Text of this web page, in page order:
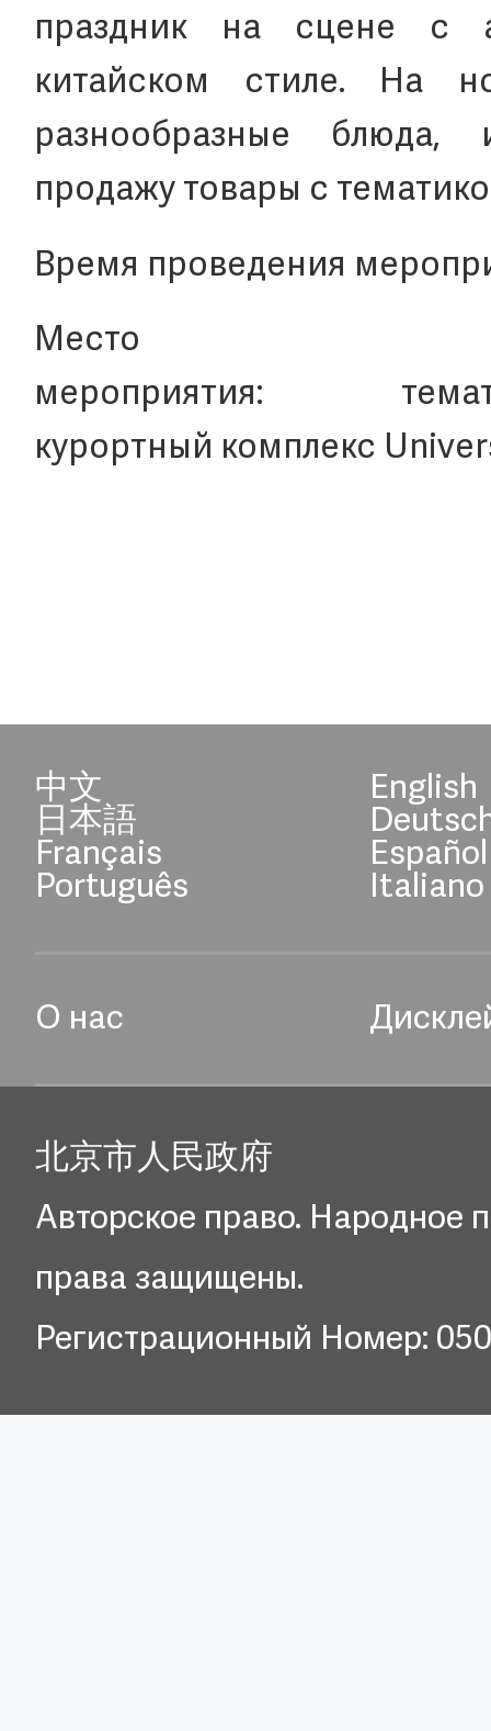
праздник на сцене с
китайском стиле. На
разнообразные
продажу товары с
Время проведения
Место
мероприятия:
курортный комплекс
中文 English
日本語
Français Español
Português Italiano
О нас
北京市人民政府
Авторское право. Народное
права защищены.
Регистрационный Номер: